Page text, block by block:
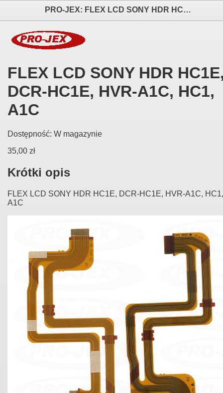
PRO-JEX: FLEX LCD SONY HDR HC1E, DCR-HC1E, HVR-A1C, HC1, A1C elektronika i akcesoria aparatów fotograficznych
FLEX LCD SONY HDR
DCR-HC1E, HVR-A1C, HC1,
A1C
Dostępność: W magazynie
35,00 zł
Krótki opis
FLEX LCD SONY HDR HC1E, DCR-HC1E, HVR-A1C, HC1,
A1C